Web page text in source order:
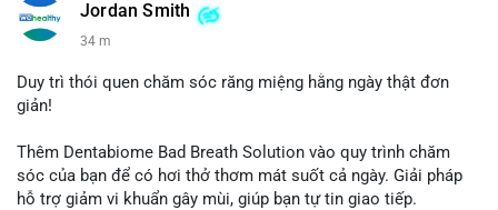
$btc $eth
#vlikevn #titanbot
Jordan Smith
34 m
Duy trì thói quen chăm sóc răng miệng hằng ngày thật đơn
giản!
Thêm Dentabiome Bad Breath Solution vào quy trình chăm
sóc của bạn để có hơi thở thơm mát suốt cả ngày. Giải pháp
hỗ trợ giảm vi khuẩn gây mùi, giúp bạn tự tin giao tiếp.